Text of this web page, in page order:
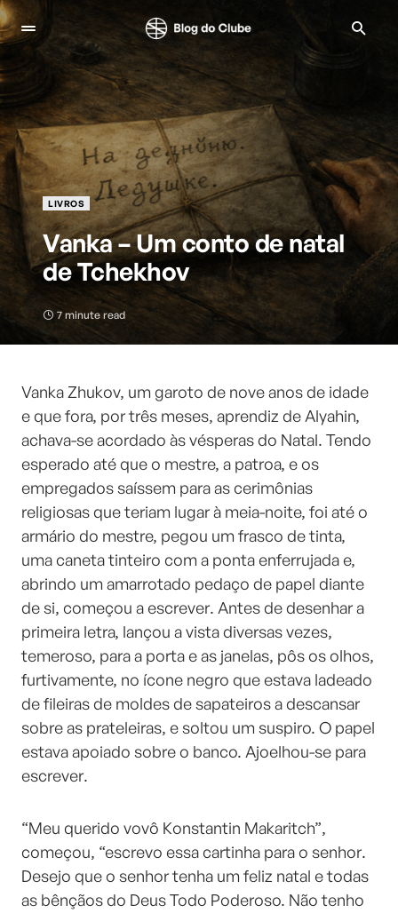
LIVROS
Vanka – Um conto de natal
de Tchekhov
7 minute read
Vanka Zhukov, um garoto de nove anos de idade
e que fora, por três meses, aprendiz de Alyahin,
achava-se acordado às vésperas do Natal. Tendo
esperado até que o mestre, a patroa, e os
empregados saíssem para as cerimônias
religiosas que teriam lugar à meia-noite, foi até o
armário do mestre, pegou um frasco de tinta,
uma caneta tinteiro com a ponta enferrujada e,
abrindo um amarrotado pedaço de papel diante
de si, começou a escrever. Antes de desenhar a
primeira letra, lançou a vista diversas vezes,
temeroso, para a porta e as janelas, pôs os olhos,
furtivamente, no ícone negro que estava ladeado
de fileiras de moldes de sapateiros a descansar
sobre as prateleiras, e soltou um suspiro. O papel
estava apoiado sobre o banco. Ajoelhou-se para
escrever.
“Meu querido vovô Konstantin Makaritch”,
começou, “escrevo essa cartinha para o senhor.
Desejo que o senhor tenha um feliz natal e todas
as bênçãos do Deus Todo Poderoso. Não tenho